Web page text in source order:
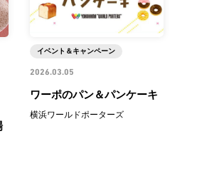
ワーポのパン＆パンケーキ
横浜ワールドポーターズ
イベント＆キャンペーン
2026.03.05